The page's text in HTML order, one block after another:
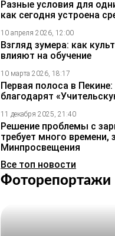
Разные условия для
как сегодня устроена
10 апреля 2026, 12:00
Взгляд зумера: как
влияют на обучение
10 марта 2026, 18:17
Первая полоса в Пекине:
благодарят
11 декабря 2025, 21:40
Решение проблемы с
требует много времени,
Минпросвещения
Все топ новости
Фоторепортажи